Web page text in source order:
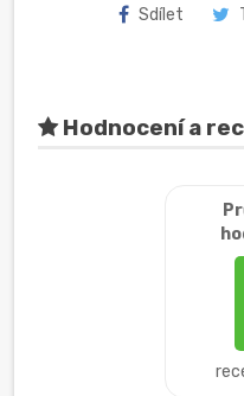
Sdílet
Hodnocení a